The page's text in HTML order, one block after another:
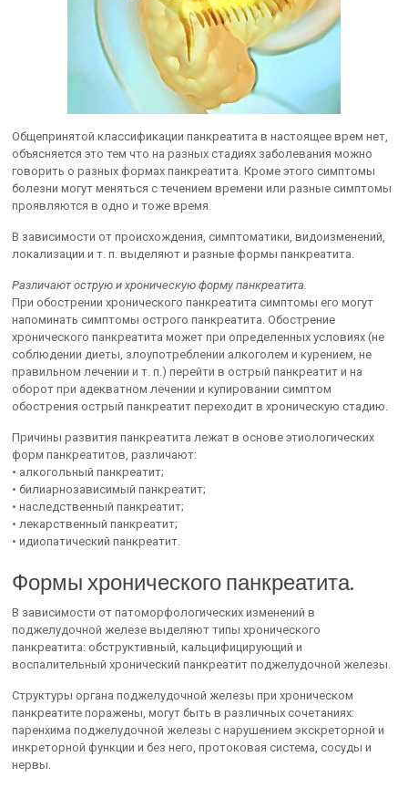
Общепринятой классификации панкреатита в настоящее врем нет,
объясняется это тем что на разных стадиях заболевания можно
говорить о разных формах панкреатита. Кроме этого симптомы
болезни могут меняться с течением времени или разные симптомы
проявляются в одно и тоже время.
В зависимости от происхождения, симптоматики, видоизменений,
локализации и т. п. выделяют и разные формы панкреатита.
Различают острую и хроническую форму панкреатита.
При обострении хронического панкреатита симптомы его могут
напоминать симптомы острого панкреатита. Обострение
хронического панкреатита может при определенных условиях (не
соблюдении диеты, злоупотреблении алкоголем и курением, не
правильном лечении и т. п.) перейти в острый панкреатит и на
оборот при адекватном лечении и купировании симптом
обострения острый панкреатит переходит в хроническую стадию.
Причины развития панкреатита лежат в основе этиологических
форм панкреатитов, различают:
• алкогольный панкреатит;
• билиарнозависимый панкреатит;
• наследственный панкреатит;
• лекарственный панкреатит;
• идиопатический панкреатит.
Формы хронического панкреатита.
В зависимости от патоморфологических изменений в
поджелудочной железе выделяют типы хронического
панкреатита: обструктивный, кальцифицирующий и
воспалительный хронический панкреатит поджелудочной железы.
Структуры органа поджелудочной железы при хроническом
панкреатите поражены, могут быть в различных сочетаниях:
паренхима поджелудочной железы с нарушением экскреторной и
инкреторной функции и без него, протоковая система, сосуды и
нервы.